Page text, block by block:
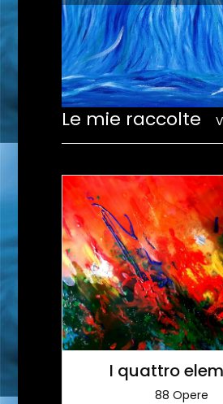
Le mie raccolte
I quattro
88 Opere